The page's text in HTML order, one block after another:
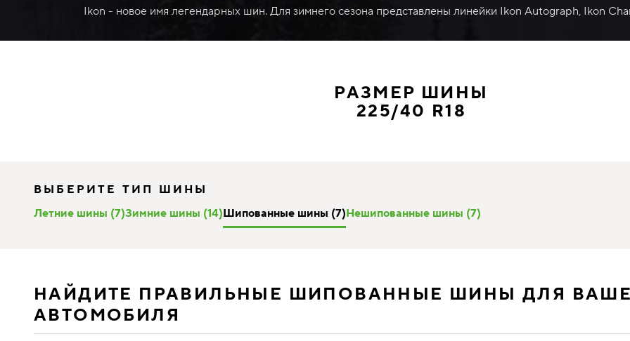
Ikon - новое имя легендарных шин. Для зимнего сезона представлены линейки Ikon Autograph, Ikon
РАЗМЕР ШИНЫ
225/40 R18
ВЫБЕРИТЕ ТИП ШИНЫ
Летние шины (7)Зимние шины (14)Шипованные шины (7)Нешипованные шины (7)
НАЙДИТЕ ПРАВИЛЬНЫЕ ШИПОВАННЫЕ ШИНЫ ДЛЯ
АВТОМОБИЛЯ